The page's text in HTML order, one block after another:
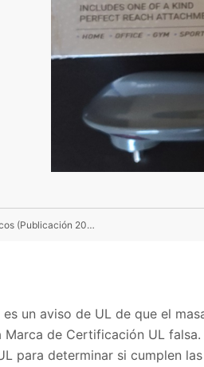
UL Advierte Respecto a Marcas UL Falsificadas En Masajeadores de Percusión Inalámbricos (Publicación 20PN-20)
es un aviso de UL de que el
de Certificación UL
para determinar si cumplen